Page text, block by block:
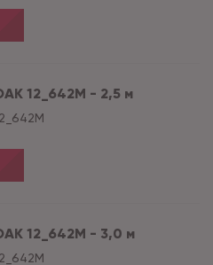
12_642M - 2,5 м
12_642M - 3,0 м